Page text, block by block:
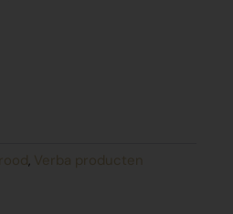
, Verba producten